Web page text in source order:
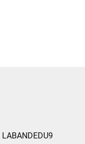
LABANDEDU9